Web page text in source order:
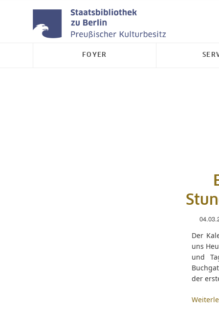
FOYER
Der
uns
und
der